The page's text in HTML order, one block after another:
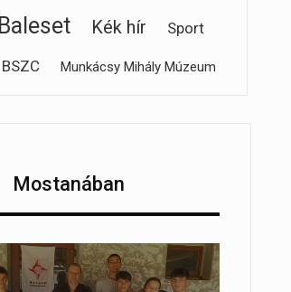
Baleset Kék hír Sport
BSZC Munkácsy Mihály Múzeum
Mostanában